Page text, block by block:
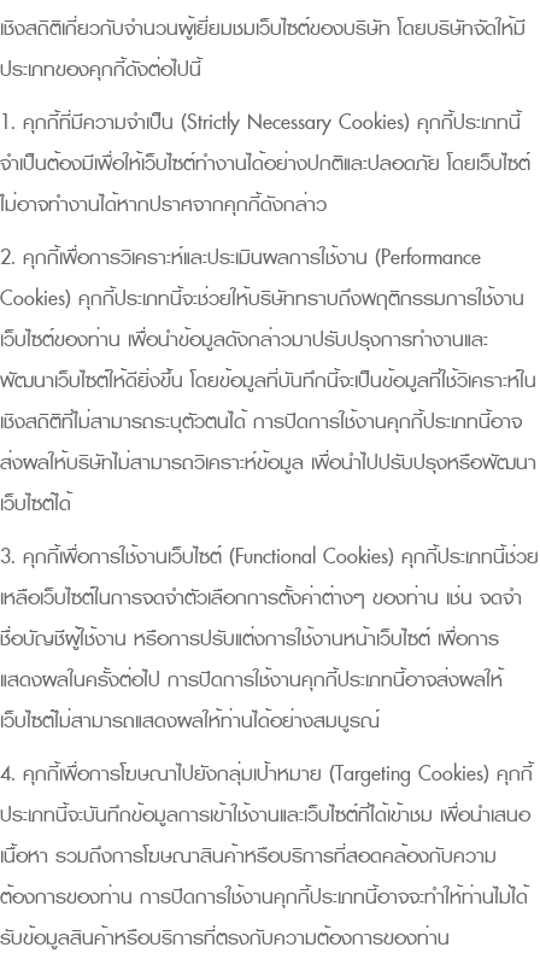
เชิงสถิติเกี่ยวกับจำนวนผู้เยี่ยมชมเว็บไซต์ของบริษัท โดยบริษัทจัดให้มี
ประเภทของคุกกี้ดังต่อไปนี้
1. คุกกี้ที่มีความจำเป็น (Strictly Necessary Cookies) คุกกี้ประเภทนี้
จำเป็นต้องมีเพื่อให้เว็บไซต์ทำงานได้อย่างปกติและปลอดภัย โดยเว็บไซต์
ไม่อาจทำงานได้หากปราศจากคุกกี้ดังกล่าว
2. คุกกี้เพื่อการวิเคราะห์และประเมินผลการใช้งาน (Performance
Cookies) คุกกี้ประเภทนี้จะช่วยให้บริษัททราบถึงพฤติกรรมการใช้งาน
เว็บไซต์ของท่าน เพื่อนำข้อมูลดังกล่าวมาปรับปรุงการทำงานและ
พัฒนาเว็บไซต์ให้ดียิ่งขึ้น โดยข้อมูลที่บันทึกนี้จะเป็นข้อมูลที่ใช้วิเคราะห์ใน
เชิงสถิติที่ไม่สามารถระบุตัวตนได้ การปิดการใช้งานคุกกี้ประเภทนี้อาจ
ส่งผลให้บริษัทไม่สามารถวิเคราะห์ข้อมูล เพื่อนำไปปรับปรุงหรือพัฒนา
เว็บไซต์ได้
3. คุกกี้เพื่อการใช้งานเว็บไซต์ (Functional Cookies) คุกกี้ประเภทนี้ช่วย
เหลือเว็บไซต์ในการจดจำตัวเลือกการตั้งค่าต่างๆ ของท่าน เช่น จดจำ
ชื่อบัญชีผู้ใช้งาน หรือการปรับแต่งการใช้งานหน้าเว็บไซต์ เพื่อการ
แสดงผลในครั้งต่อไป การปิดการใช้งานคุกกี้ประเภทนี้อาจส่งผลให้
เว็บไซต์ไม่สามารถแสดงผลให้ท่านได้อย่างสมบูรณ์
4. คุกกี้เพื่อการโฆษณาไปยังกลุ่มเป้าหมาย (Targeting Cookies) คุกกี้
ประเภทนี้จะบันทึกข้อมูลการเข้าใช้งานและเว็บไซต์ที่ได้เข้าชม เพื่อนำเสนอ
เนื้อหา รวมถึงการโฆษณาสินค้าหรือบริการที่สอดคล้องกับความ
ต้องการของท่าน การปิดการใช้งานคุกกี้ประเภทนี้อาจจะทำให้ท่านไม่ได้
รับข้อมูลสินค้าหรือบริการที่ตรงกับความต้องการของท่าน